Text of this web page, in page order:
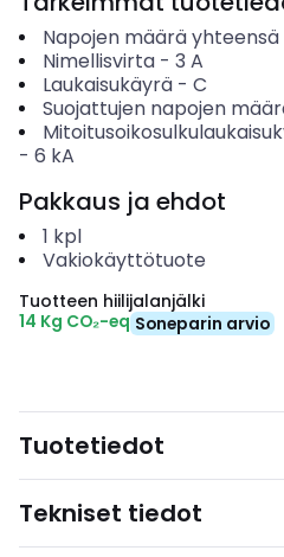
Napojen määrä yhteensä
Nimellisvirta- 3 A
Laukaisukäyrä- C
Suojattujen napojen
- 6 kA
Pakkaus ja ehdot
1 kpl
Vakiokäyttötuote
Tuotteen hiilijalanjälki
14 Kg CO₂-eq Soneparin arvio
Tuotetiedot
Tekniset tiedot